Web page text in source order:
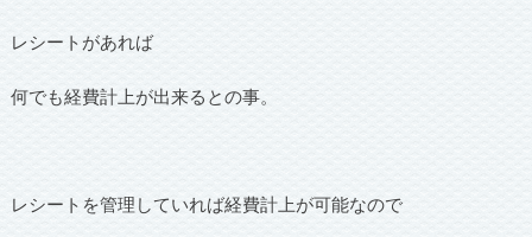
レシートがあれば
何でも経費計上が出来るとの事。
レシートを管理していれば経費計上が可能なので